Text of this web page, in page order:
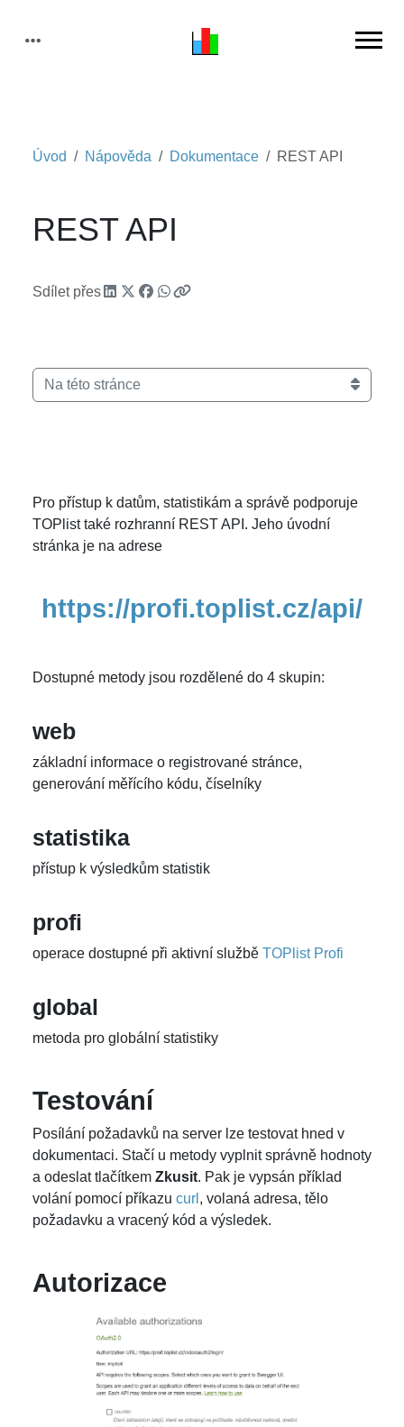
Úvod Nápověda Dokumentace REST API
REST API
Sdílet přes
Na této stránce
Pro přístup k datům, statistikám a správě podporuje
TOPlist také rozhranní REST API. Jeho úvodní
stránka je na adrese
https://profi.toplist.cz/api/
Dostupné metody jsou rozdělené do 4 skupin:
web
základní informace o registrované stránce,
generování měřícího kódu, číselníky
statistika
přístup k výsledkům statistik
profi
operace dostupné při aktivní službě TOPlist Profi
global
metoda pro globální statistiky
Testování
Posílání požadavků na server lze testovat hned v
dokumentaci. Stačí u metody vyplnit správně hodnoty
a odeslat tlačítkem Zkusit. Pak je vypsán příklad
volání pomocí příkazu curl , volaná adresa, tělo
požadavku a vracený kód a výsledek.
Autorizace